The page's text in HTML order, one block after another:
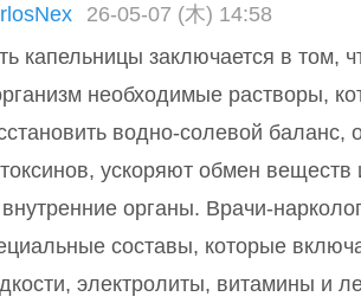
26-05-07 (木) 14:58
капельницы заключается в том,
необходимые растворы,
водно-солевой баланс,
ускоряют обмен веществ
органы. Врачи-
составы, которые
электролиты, витамины и